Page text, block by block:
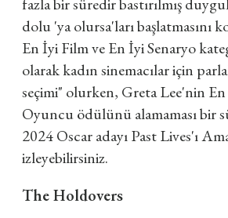
dolu 'ya olursa'ları başlatmasını
En İyi Film ve En İyi Senaryo
olarak kadın sinemacılar için
seçimi" olurken, Greta Lee'nin
Oyuncu ödülünü alamaması bir
2024 Oscar adayı Past Lives'ı
izleyebilirsiniz.
The Holdovers